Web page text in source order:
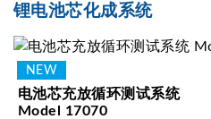
锂电池芯化成系统
电池芯充放循环测试系统
Model 17070